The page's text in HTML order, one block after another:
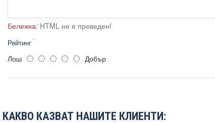
Бележка: HTML не е преведен!
Рейтинг
Лош Добър
КАКВО КАЗВАТ НАШИТЕ КЛИЕНТИ: